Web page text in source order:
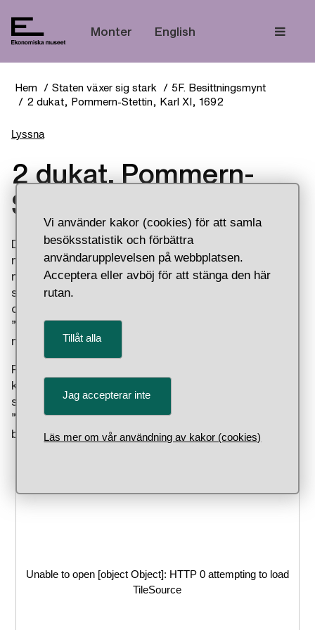
Vi använder kakor (cookies) för att samla
besöksstatistik och förbättra
användarupplevelsen på webbplatsen.
Acceptera eller avböj för att stänga den här
rutan.
Tillåt alla
Jag accepterar inte
Läs mer om vår användning av kakor (cookies)
Monter English Tema
Hem Staten växer sig stark
5F. Besittningsmynt
2 dukat, Pommern-Stettin, Karl XI, 1692
Lyssna
2 dukat, Pommern-
Stettin, Karl XI, 1692
Den här 2 dukaten är ett tydligt exempel på en
maktdemonstration. På åtsidan (framsidan) av
myntet ser vi ett porträtt av myntherren, den
svenske kungen, Karl XI med harnesk och mantel
och en omskrift på latin:
”D G REX CAROLUS REX SVEC(IAE)” – ”Karl XI,
med Guds nåde Sveriges konung.”
På frånsidan (baksidan) ser vi riksregalierna:
kronan, spiran, svärdet och äpplet, ovanpå en
sädeskärve omgivna av omskriften:
”ET REGIT ET TEGIT POMERANIAM SVAM” – ”Han
både styr och skyddar sitt Pommern.”
Unable to open [object Object]: HTTP 0 attempting to load
TileSource